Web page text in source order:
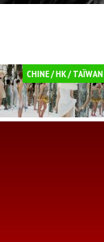
CHINE / HK / TAÏWAN